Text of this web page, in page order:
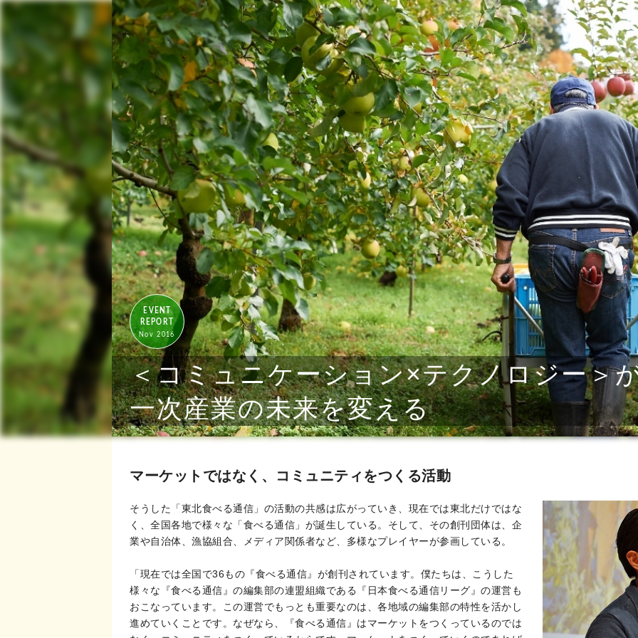
EVENT
REPORT
Nov 2016
＜コミュニケーション×テクノロジー＞
一次産業の未来を変える
マーケットではなく、コミュニティをつくる活動
そうした「東北食べる通信」の活動の共感は広がっていき、現在では東北だけではな
く、全国各地で様々な「食べる通信」が誕生している。そして、その創刊団体は、企
業や自治体、漁協組合、メディア関係者など、多様なプレイヤーが参画している。
「現在では全国で36もの『食べる通信』が創刊されています。僕たちは、こうした
様々な『食べる通信』の編集部の連盟組織である『日本食べる通信リーグ』の運営も
おこなっています。この運営でもっとも重要なのは、各地域の編集部の特性を活かし
進めていくことです。なぜなら、『食べる通信』はマーケットをつくっているのでは